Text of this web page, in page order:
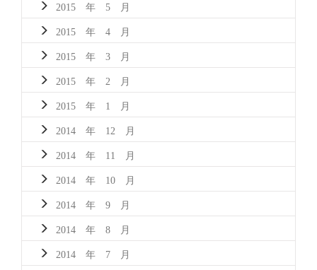
2015 年 5 月
2015 年 4 月
2015 年 3 月
2015 年 2 月
2015 年 1 月
2014 年 12 月
2014 年 11 月
2014 年 10 月
2014 年 9 月
2014 年 8 月
2014 年 7 月